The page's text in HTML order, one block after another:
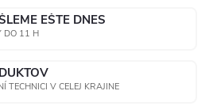
EŠTE DNES
DO 11 H
TECHNICI V CELEJ KRAJINE